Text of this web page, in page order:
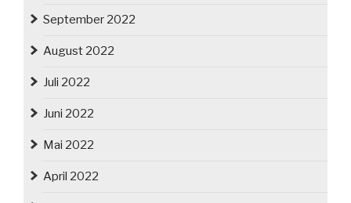
September 2022
August 2022
Juli 2022
Juni 2022
Mai 2022
April 2022